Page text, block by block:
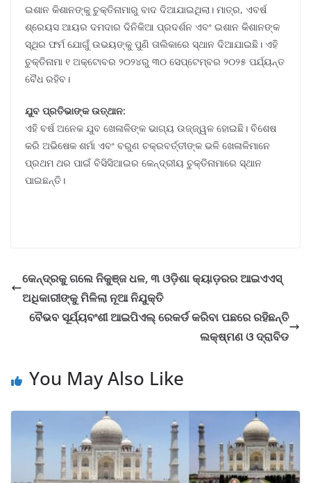
ଇଶାନ କିଶାନଙ୍କୁ ଚୁକ୍ତିନାମାରୁ ବାଦ ଦିଆଯାଇଥିଲା। ମାତ୍ର, ଏବର୍ଷ
ଶ୍ରେୟସ ଆୟର ଦମଦାର ଦିନିକିଆ ପ୍ରଦର୍ଶନ ଏବଂ ଇଶାନ କିଶାନଙ୍କ
ସ୍ଥିର ଫର୍ମ ଯୋଗୁଁ ଉଭୟଙ୍କୁ ପୁଣି ତାଲିକାରେ ସ୍ଥାନ ଦିଆଯାଇଛି। ଏହି
ଚୁକ୍ତିନାମା ୧ ଅକ୍ଟୋବର ୨୦୨୪ରୁ ୩୦ ସେପ୍ଟେମ୍ବର ୨୦୨୫ ପର୍ଯ୍ୟନ୍ତ
ବୈଧ ରହିବ।
ଯୁବ ପ୍ରତିଭାଙ୍କ ଉତ୍ଥାନ:
ଏହି ବର୍ଷ ଅନେକ ଯୁବ ଖେଳାଳିଙ୍କ ଭାଗ୍ୟ ଉଜ୍ଜ୍ୱଳ ହୋଇଛି। ବିଶେଷ
କରି ଅଭିଷେକ ଶର୍ମା ଏବଂ ବରୁଣ ଚକ୍ରବର୍ତ୍ତୀଙ୍କ ଭଳି ଖେଳାଳିମାନେ
ପ୍ରଥମ ଥର ପାଇଁ ବିସିସିଆଇର କେନ୍ଦ୍ରୀୟ ଚୁକ୍ତିନାମାରେ ସ୍ଥାନ
ପାଇଛନ୍ତି।
କେନ୍ଦ୍ରକୁ ଗଲେ ନିକୁଞ୍ଜ ଧଳ, ୩ ଓଡ଼ିଶା କ୍ୟାଡ଼ରର ଆଇଏଏସ୍
ଅଧିକାରୀଙ୍କୁ ମିଳିଲା ନୂଆ ନିଯୁକ୍ତି
ବୈଭବ ସୂର୍ଯ୍ୟବଂଶୀ ଆଇପିଏଲ୍ ରେକର୍ଡ କରିବା ପଛରେ ରହିଛନ୍ତି
ଲକ୍ଷ୍ମଣ ଓ ଦ୍ରାବିଡ
You May Also Like